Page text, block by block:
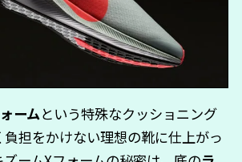
ームという特殊なクッショニング
担をかけない理想の靴に仕上がっ